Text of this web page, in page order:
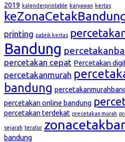
2019 kalenderprintable karyawan kertas
printing pabrik kertas
Bandung
percetakan cepat Percetakan
percetakanmurah
bandung
percetakan online bandung
percetakan terdekat precetakan murah
sejarah teratur
bandung